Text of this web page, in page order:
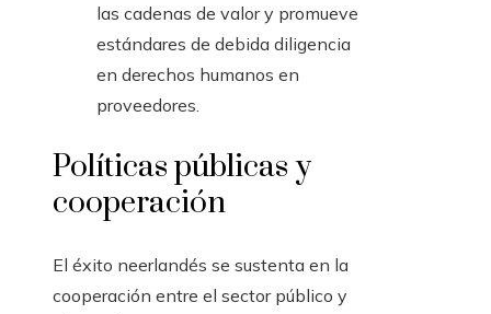
las cadenas de valor y promueve
estándares de debida diligencia
en derechos humanos en
proveedores.
Políticas públicas y
cooperación
El éxito neerlandés se sustenta en la
cooperación entre el sector público y